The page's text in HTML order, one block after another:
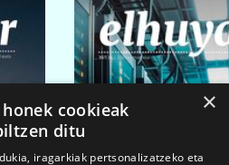
×
cookieak
ditu
iragarkiak pertsonalizatzeko eta